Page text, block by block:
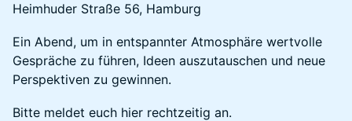
​​​Heimhuder Straße 56, Hamburg
​​​Ein Abend, um in entspannter Atmosphäre wertvolle
Gespräche zu führen, Ideen auszutauschen und neue
Perspektiven zu gewinnen.
​​​Bitte meldet euch hier rechtzeitig an.